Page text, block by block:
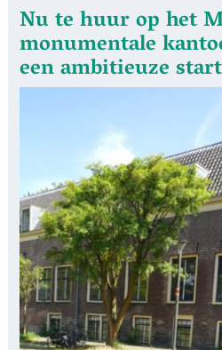
Nu te huur op het
monumentale
een ambitieuze